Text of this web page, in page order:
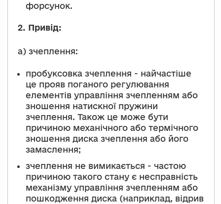
форсунок.
2. Привід:
а) зчеплення:
пробуксовка зчеплення - найчастіше
це прояв поганого регулювання
елементів управління зчепленням або
зношення натискної пружини
зчеплення. Також це може бути
причиною механічного або термічного
зношення диска зчеплення або його
замаслення;
зчеплення не вимикається - частою
причиною такого стану є несправність
механізму управління зчепленням або
пошкодження диска (наприклад, відрив